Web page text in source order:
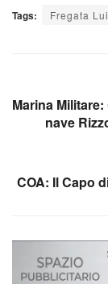
Tags: Fregata
Marina
nave
COA: Il Capo